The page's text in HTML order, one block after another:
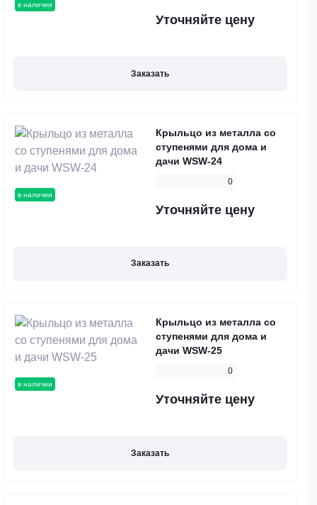
в наличии
Уточняйте цену
Заказать
в наличии
Крыльцо из металла со
ступенями для дома и
дачи WSW-24
0
Уточняйте цену
Заказать
в наличии
Крыльцо из металла со
ступенями для дома и
дачи WSW-25
0
Уточняйте цену
Заказать